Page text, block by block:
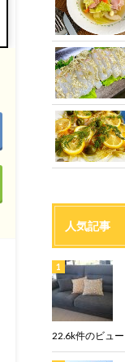
人気記事
22.6k件のビュー